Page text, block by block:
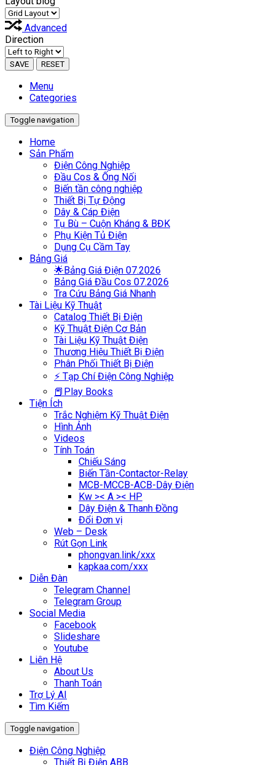
Advanced
Direction
SAVE RESET
Menu
Categories
Toggle navigation
Home
Sản Phẩm
Điện Công Nghiệp
Đầu Cos & Ống Nối
Biến tần công nghiệp
Thiết Bị Tự Động
Dây & Cáp Điện
Tụ Bù – Cuộn Kháng & BĐK
Phụ Kiện Tủ Điện
Dụng Cụ Cầm Tay
Bảng Giá
🌟Bảng Giá Điện 07.2026
Bảng Giá Đầu Cos 07.2026
Tra Cứu Bảng Giá Nhanh
Tài Liệu Kỹ Thuật
Catalog Thiết Bị Điện
Kỹ Thuật Điện Cơ Bản
Tài Liệu Kỹ Thuật Điện
Thương Hiệu Thiết Bị Điện
Phân Phối Thiết Bị Điện
⚡ Tạp Chí Điện Công Nghiệp
📕Play Books
Tiện Ích
Trắc Nghiệm Kỹ Thuật Điện
Hình Ảnh
Videos
Tính Toán
Chiếu Sáng
Biến Tần-Contactor-Relay
MCB-MCCB-ACB-Dây Điện
Kw >< A >< HP
Dây Điện & Thanh Đồng
Đổi Đơn vị
Web – Desk
Rút Gọn Link
phongvan.link/xxx
kapkaa.com/xxx
Diễn Đàn
Telegram Channel
Telegram Group
Social Media
Facebook
Slideshare
Youtube
Liên Hệ
About Us
Thanh Toán
Trợ Lý AI
Tìm Kiếm
Toggle navigation
Điện Công Nghiệp
Thiết Bị Điện ABB